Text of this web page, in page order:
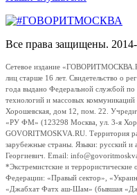
Все права защищены.
Сетевое издание
лиц старше 16 лет. Свидетельство о
года выдано Федеральной службой
технологий и массовых
Хорошевская, дом 12, пом. 22.
«РУ ФМ» (123298 Москва, ул. 3-я
GOVORITMOSKVA.RU. Территория
зарубежные страны. Языки: русский и
Георгиевич. Email:
*Экстремистские и террористические
Федерации: «Правый сектор»,
«Джабхат Фатх аш-Шам» (бывшая